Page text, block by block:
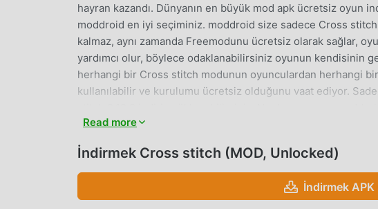
hayran kazandı. Dünyanın en büyük mod apk ücretsiz oyun
moddroid en iyi seçiminiz. moddroid size sadece Cross
kalmaz, aynı zamanda Freemodunu ücretsiz olarak sağlar,
yardımcı olur, böylece odaklanabilirsiniz oyunun kendisinin
herhangi bir Cross stitch modunun oyunculardan herhangi
kullanılabilir ve kurulumu ücretsiz olduğunu vaat ediyor.
yardımcı oldu. Geleneksel board oyunlarından farklı olarak,
geçirmeniz yeterlidir, böylece tüm oyuna kolayca
Read more
İndirmek Cross stitch (MOD, Unlocked)
İndirmek